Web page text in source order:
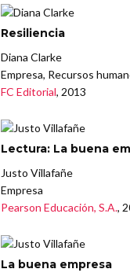
Resiliencia
Diana Clarke
Empresa, Recursos
FC Editorial, 2013
Lectura: La buena
Justo Villafañe
Empresa
Pearson Educación, S.A.,
La buena empresa